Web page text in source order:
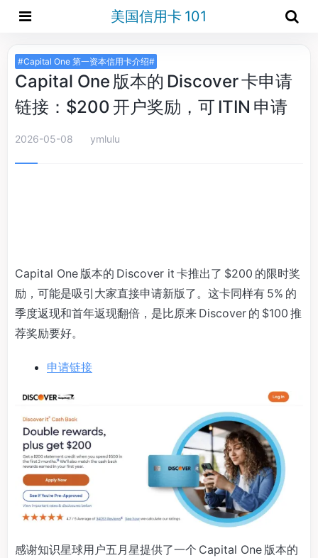
美国信用卡 101
#Capital One 第一资本信用卡介绍#
Capital One 版本的 Discover 卡申请
链接：$200 开户奖励，可 ITIN 申请
2026-05-08 ymlulu
Capital One 版本的 Discover it 卡推出了 $200 的限时奖
励，可能是吸引大家直接申请新版了。这卡同样有 5% 的
季度返现和首年返现翻倍，是比原来 Discover 的 $100 推
荐奖励要好。
申请链接
感谢知识星球用户五月星提供了一个 Capital One 版本的